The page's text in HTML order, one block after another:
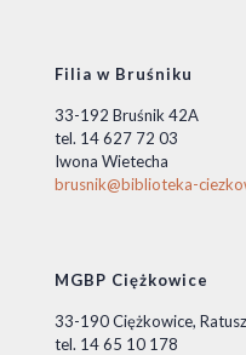
Filia w Bruśniku
33-192 Bruśnik 42A
tel. 14 627 72 03
Iwona Wietecha
brusnik@biblioteka-
MGBP Ciężkowice
33-190 Ciężkowice,
tel. 14 65 10 178